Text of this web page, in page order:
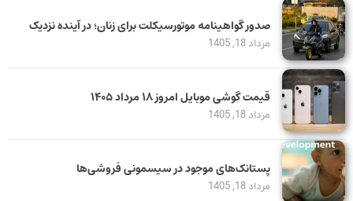
صدور گواهینامه موتورسیکلت برای زنان؛ در آینده نزدیک
مرداد 18, 1405
قیمت گوشی موبایل امروز ۱۸ مرداد ۱۴۰۵
مرداد 18, 1405
پستانک‌های موجود در سیسمونی فروشی‌ها
مرداد 18, 1405